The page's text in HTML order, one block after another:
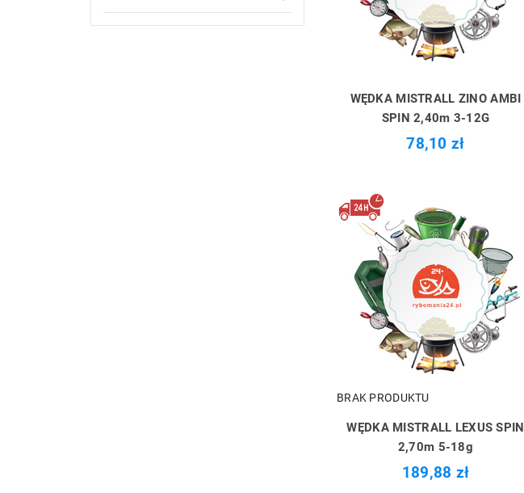
WĘDKA MISTRALL ZINO AMBI
SPIN 2,40m 3-12G
78,10 zł
BRAK PRODUKTU
WĘDKA MISTRALL LEXUS SPIN
2,70m 5-18g
189,88 zł